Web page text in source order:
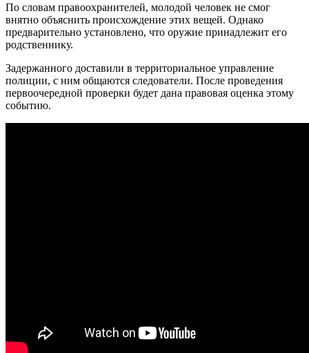
По словам правоохранителей, молодой человек не смог
внятно объяснить происхождение этих вещей. Однако
предварительно установлено, что оружие принадлежит его
родственнику.
Задержанного доставили в территориальное управление
полиции, с ним общаются следователи. После проведения
первоочередной проверки будет дана правовая оценка этому
событию.